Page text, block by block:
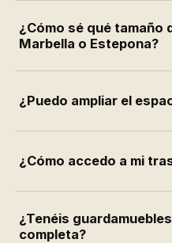
¿Cómo sé qué
Marbella o Estepona?
¿Puedo ampliar el
¿Cómo accedo a mi
¿Tenéis
completa?